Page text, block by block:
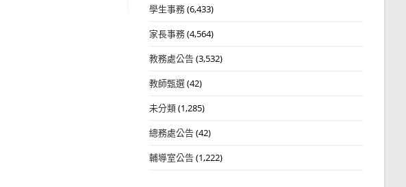
學生事務(6,433)
家長事務(4,564)
教務處公告(3,532)
教師甄選(42)
未分類(1,285)
總務處公告(42)
輔導室公告(1,222)